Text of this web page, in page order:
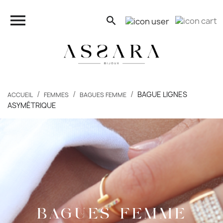
 search
close
FEMMES
PIERCINGS
BONS PLANS
ACCUEIL FEMMES BAGUES FEMME
BAGUE LIGNES
ASYMÉTRIQUE
BAGUES FEMME